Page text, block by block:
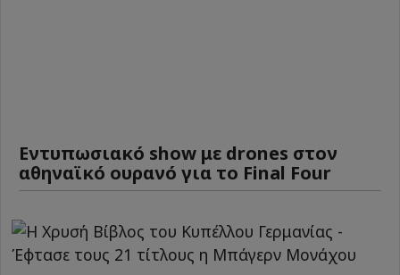
Εντυπωσιακό show με drones στον
αθηναϊκό ουρανό για το Final Four